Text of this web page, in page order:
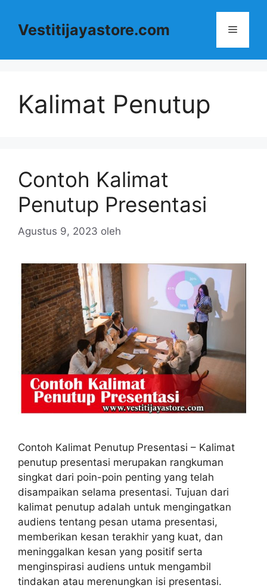
Vestitijayastore.com Menu
Kalimat Penutup
Contoh Kalimat
Penutup Presentasi
Agustus 9, 2023 oleh
Contoh Kalimat Penutup Presentasi – Kalimat
penutup presentasi merupakan rangkuman
singkat dari poin-poin penting yang telah
disampaikan selama presentasi. Tujuan dari
kalimat penutup adalah untuk mengingatkan
audiens tentang pesan utama presentasi,
memberikan kesan terakhir yang kuat, dan
meninggalkan kesan yang positif serta
menginspirasi audiens untuk mengambil
tindakan atau merenungkan isi presentasi.